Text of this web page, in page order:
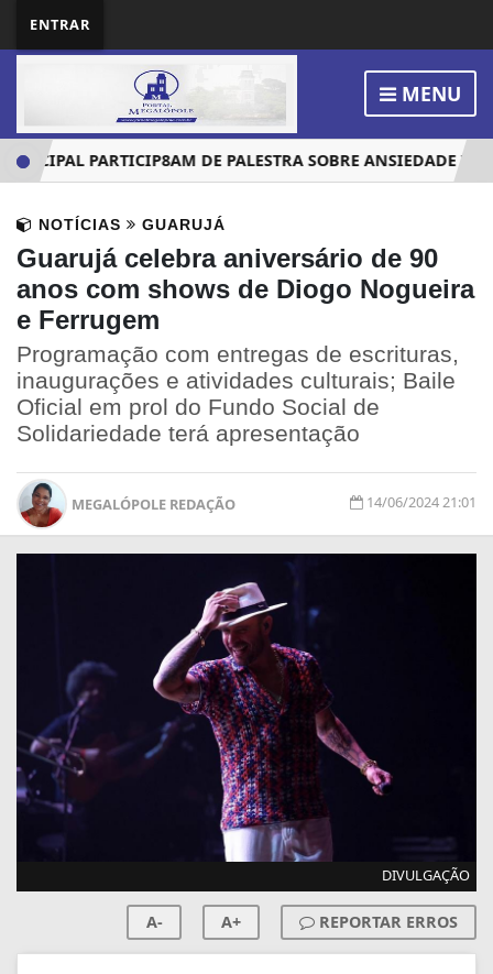
ENTRAR
MENU
PARTICIP8AM DE PALESTRA SOBRE ANSIEDADE
NOTÍCIAS GUARUJÁ
Guarujá celebra aniversário de 90
anos com shows de Diogo Nogueira
e Ferrugem
Programação com entregas de escrituras,
inaugurações e atividades culturais; Baile
Oficial em prol do Fundo Social de
Solidariedade terá apresentação
MEGALÓPOLE REDAÇÃO 14/06/2024 21:01
DIVULGAÇÃO
A- A+ REPORTAR ERROS